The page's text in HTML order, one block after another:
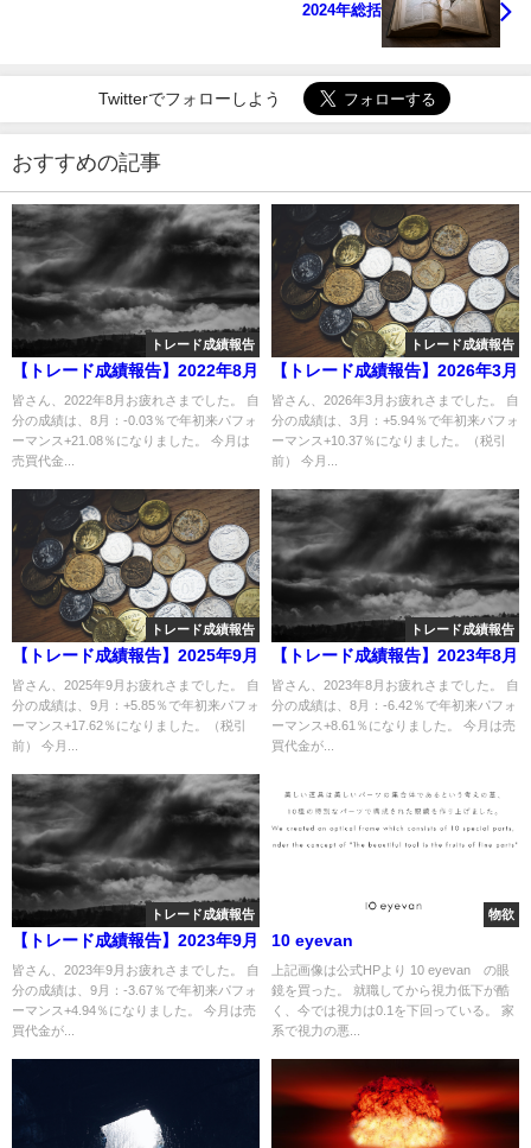
2024年総括
Twitterでフォローしよう
おすすめの記事
トレード成績報告
【トレード成績報告】2022年8月
皆さん、2022年8月お疲れさまでした。 自
分の成績は、8月：-0.03％で年初来パフォ
ーマンス+21.08％になりました。 今月は
売買代金...
トレード成績報告
【トレード成績報告】2026年3月
皆さん、2026年3月お疲れさまでした。 自
分の成績は、3月：+5.94％で年初来パフォ
ーマンス+10.37％になりました。（税引
前） 今月...
トレード成績報告
【トレード成績報告】2025年9月
皆さん、2025年9月お疲れさまでした。 自
分の成績は、9月：+5.85％で年初来パフォ
ーマンス+17.62％になりました。（税引
前） 今月...
トレード成績報告
【トレード成績報告】2023年8月
皆さん、2023年8月お疲れさまでした。 自
分の成績は、8月：-6.42％で年初来パフォ
ーマンス+8.61％になりました。 今月は売
買代金が...
トレード成績報告
【トレード成績報告】2023年9月
皆さん、2023年9月お疲れさまでした。 自
分の成績は、9月：-3.67％で年初来パフォ
ーマンス+4.94％になりました。 今月は売
買代金が...
物欲
10 eyevan
上記画像は公式HPより 10 eyevan の眼
鏡を買った。 就職してから視力低下が酷
く、今では視力は0.1を下回っている。 家
系で視力の悪...